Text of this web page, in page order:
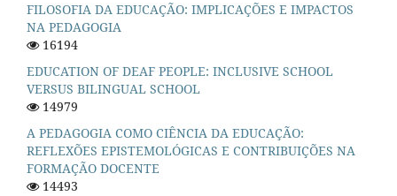
FILOSOFIA DA EDUCAÇÃO: IMPLICAÇÕES E IMPACTOS
NA PEDAGOGIA
16194
EDUCATION OF DEAF PEOPLE: INCLUSIVE SCHOOL
VERSUS BILINGUAL SCHOOL
14979
A PEDAGOGIA COMO CIÊNCIA DA EDUCAÇÃO:
REFLEXÕES EPISTEMOLÓGICAS E CONTRIBUIÇÕES NA
FORMAÇÃO DOCENTE
14493